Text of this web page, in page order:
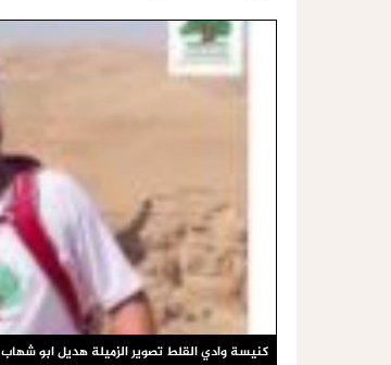
كنيسة وادي القلط تصوير الزميلة هديل ابو شهاب